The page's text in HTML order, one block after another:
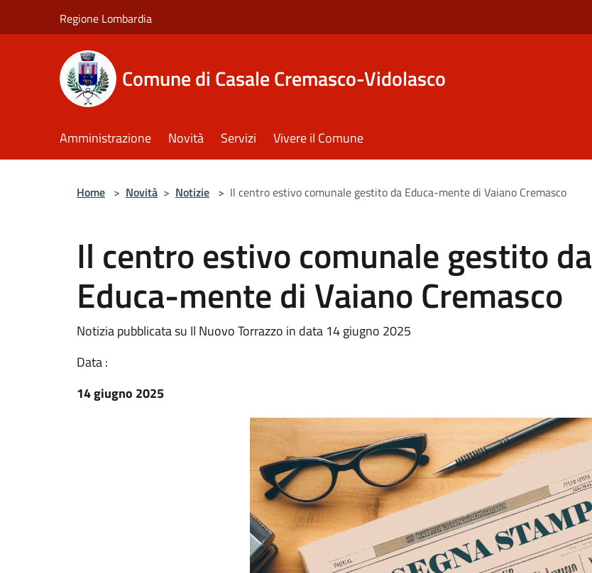
Regione Lombardia
Comune di Casale Cremasco-Vidolasco
Amministrazione Novità Servizi Vivere il Comune
Home > Novità > Notizie > Il centro estivo comunale gestito da Educa-mente di Vaiano Cremasco
Il centro estivo comunale gestito da
Educa-mente di Vaiano Cremasco
Notizia pubblicata su Il Nuovo Torrazzo in data 14 giugno 2025
Data :
14 giugno 2025